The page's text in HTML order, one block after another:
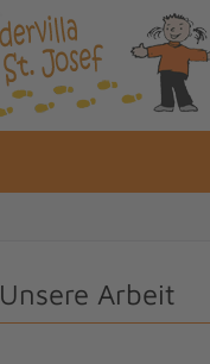
Unsere Arbeit